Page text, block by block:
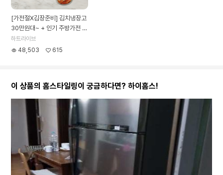
[가전절X김장준비] 김치냉장고
30만원대~ + 인기 주방가전 단
독특가!
하트라이브
48,503
615
이 상품의 홈스타일링이 궁금하다면? 하이홈스!